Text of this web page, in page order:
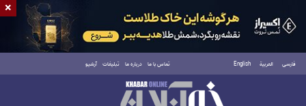
فارسی العربية English تماس با ما درباره ما تبلیغات آرشیو
جمعه ۱۶ مرداد ۱۴۰۵
×